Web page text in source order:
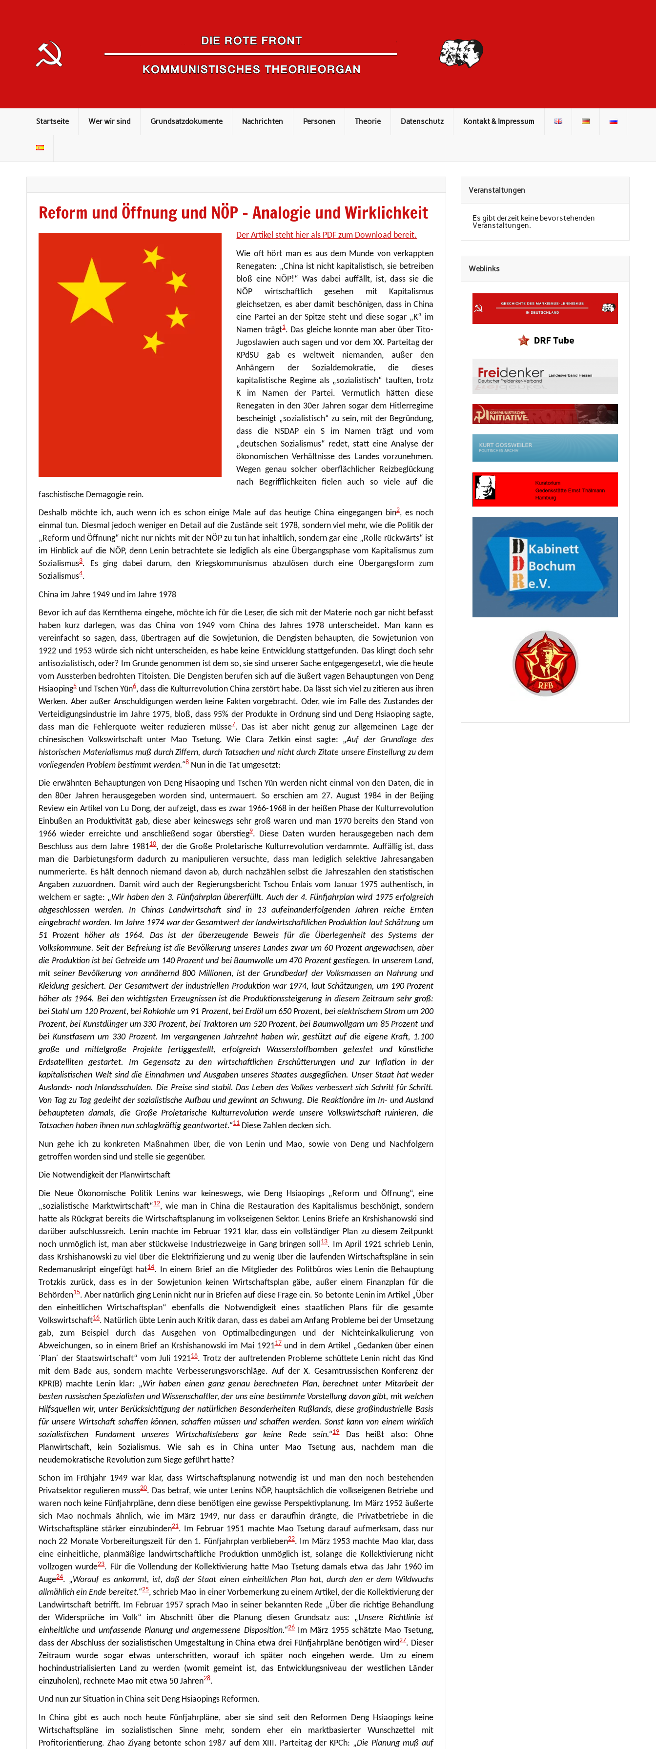
Startseite Wer wir sind Grundsatzdokumente Nachrichten Personen Theorie Datenschutz Kontakt & Impressum
Reform und Öffnung und NÖP – Analogie und Wirklichkeit
Der Artikel steht hier als PDF zum Download bereit.
Wie oft hört man es aus dem Munde von verkappten
Renegaten: „China ist nicht kapitalistisch, sie betreiben
bloß eine NÖP!“ Was dabei auffällt, ist, dass sie die
NÖP wirtschaftlich gesehen mit Kapitalismus
gleichsetzen, es aber damit beschönigen, dass in China
eine Partei an der Spitze steht und diese sogar „K“ im
Namen trägt1. Das gleiche konnte man aber über Tito-
Jugoslawien auch sagen und vor dem XX. Parteitag der
KPdSU gab es weltweit niemanden, außer den
Anhängern der Sozialdemokratie, die dieses
kapitalistische Regime als „sozialistisch“ tauften, trotz
K im Namen der Partei. Vermutlich hätten diese
Renegaten in den 30er Jahren sogar dem Hitlerregime
bescheinigt „sozialistisch“ zu sein, mit der Begründung,
dass die NSDAP ein S im Namen trägt und vom
„deutschen Sozialismus“ redet, statt eine Analyse der
ökonomischen Verhältnisse des Landes vorzunehmen.
Wegen genau solcher oberflächlicher Reizbeglückung
nach Begrifflichkeiten fielen auch so viele auf die
faschistische Demagogie rein.
Deshalb möchte ich, auch wenn ich es schon einige Male auf das heutige China eingegangen bin2, es noch
einmal tun. Diesmal jedoch weniger en Detail auf die Zustände seit 1978, sondern viel mehr, wie die Politik der
„Reform und Öffnung“ nicht nur nichts mit der NÖP zu tun hat inhaltlich, sondern gar eine „Rolle rückwärts“ ist
im Hinblick auf die NÖP, denn Lenin betrachtete sie lediglich als eine Übergangsphase vom Kapitalismus zum
Sozialismus3. Es ging dabei darum, den Kriegskommunismus abzulösen durch eine Übergangsform zum
Sozialismus4.
China im Jahre 1949 und im Jahre 1978
Bevor ich auf das Kernthema eingehe, möchte ich für die Leser, die sich mit der Materie noch gar nicht befasst
haben kurz darlegen, was das China von 1949 vom China des Jahres 1978 unterscheidet. Man kann es
vereinfacht so sagen, dass, übertragen auf die Sowjetunion, die Dengisten behaupten, die Sowjetunion von
1922 und 1953 würde sich nicht unterscheiden, es habe keine Entwicklung stattgefunden. Das klingt doch sehr
antisozialistisch, oder? Im Grunde genommen ist dem so, sie sind unserer Sache entgegengesetzt, wie die heute
vom Aussterben bedrohten Titoisten. Die Dengisten berufen sich auf die äußert vagen Behauptungen von Deng
Hsiaoping5 und Tschen Yün6, dass die Kulturrevolution China zerstört habe. Da lässt sich viel zu zitieren aus ihren
Werken. Aber außer Anschuldigungen werden keine Fakten vorgebracht. Oder, wie im Falle des Zustandes der
Verteidigungsindustrie im Jahre 1975, bloß, dass 95% der Produkte in Ordnung sind und Deng Hsiaoping sagte,
dass man die Fehlerquote weiter reduzieren müsse7. Das ist aber nicht genug zur allgemeinen Lage der
chinesischen Volkswirtschaft unter Mao Tsetung. Wie Clara Zetkin einst sagte: „Auf der Grundlage des
historischen Materialismus muß durch Ziffern, durch Tatsachen und nicht durch Zitate unsere Einstellung zu dem
vorliegenden Problem bestimmt werden.“8 Nun in die Tat umgesetzt:
Die erwähnten Behauptungen von Deng Hisaoping und Tschen Yün werden nicht einmal von den Daten, die in
den 80er Jahren herausgegeben worden sind, untermauert. So erschien am 27. August 1984 in der Beijing
Review ein Artikel von Lu Dong, der aufzeigt, dass es zwar 1966-1968 in der heißen Phase der Kulturrevolution
Einbußen an Produktivität gab, diese aber keineswegs sehr groß waren und man 1970 bereits den Stand von
1966 wieder erreichte und anschließend sogar überstieg9. Diese Daten wurden herausgegeben nach dem
Beschluss aus dem Jahre 198110, der die Große Proletarische Kulturrevolution verdammte. Auffällig ist, dass
man die Darbietungsform dadurch zu manipulieren versuchte, dass man lediglich selektive Jahresangaben
nummerierte. Es hält dennoch niemand davon ab, durch nachzählen selbst die Jahreszahlen den statistischen
Angaben zuzuordnen. Damit wird auch der Regierungsbericht Tschou Enlais vom Januar 1975 authentisch, in
welchem er sagte: „Wir haben den 3. Fünfjahrplan übererfüllt. Auch der 4. Fünfjahrplan wird 1975 erfolgreich
abgeschlossen werden. In Chinas Landwirtschaft sind in 13 aufeinanderfolgenden Jahren reiche Ernten
eingebracht worden. Im Jahre 1974 war der Gesamtwert der landwirtschaftlichen Produktion laut Schätzung um
51 Prozent höher als 1964. Das ist der überzeugende Beweis für die Überlegenheit des Systems der
Volkskommune. Seit der Befreiung ist die Bevölkerung unseres Landes zwar um 60 Prozent angewachsen, aber
die Produktion ist bei Getreide um 140 Prozent und bei Baumwolle um 470 Prozent gestiegen. In unserem Land,
mit seiner Bevölkerung von annähernd 800 Millionen, ist der Grundbedarf der Volksmassen an Nahrung und
Kleidung gesichert. Der Gesamtwert der industriellen Produktion war 1974, laut Schätzungen, um 190 Prozent
höher als 1964. Bei den wichtigsten Erzeugnissen ist die Produktionssteigerung in diesem Zeitraum sehr groß:
bei Stahl um 120 Prozent, bei Rohkohle um 91 Prozent, bei Erdöl um 650 Prozent, bei elektrischem Strom um 200
Prozent, bei Kunstdünger um 330 Prozent, bei Traktoren um 520 Prozent, bei Baumwollgarn um 85 Prozent und
bei Kunstfasern um 330 Prozent. Im vergangenen Jahrzehnt haben wir, gestützt auf die eigene Kraft, 1.100
große und mittelgroße Projekte fertiggestellt, erfolgreich Wasserstoffbomben getestet und künstliche
Erdsatelliten gestartet. Im Gegensatz zu den wirtschaftlichen Erschütterungen und zur Inflation in der
kapitalistischen Welt sind die Einnahmen und Ausgaben unseres Staates ausgeglichen. Unser Staat hat weder
Auslands- noch Inlandsschulden. Die Preise sind stabil. Das Leben des Volkes verbessert sich Schritt für Schritt.
Von Tag zu Tag gedeiht der sozialistische Aufbau und gewinnt an Schwung.Die Reaktionäre im In- und Ausland
behaupteten damals, die Große Proletarische Kulturrevolution werde unsere Volkswirtschaft ruinieren, die
Tatsachen haben ihnen nun schlagkräftig geantwortet.“11 Diese Zahlen decken sich.
Nun gehe ich zu konkreten Maßnahmen über, die von Lenin und Mao, sowie von Deng und Nachfolgern
getroffen worden sind und stelle sie gegenüber.
Die Notwendigkeit der Planwirtschaft
Die Neue Ökonomische Politik Lenins war keineswegs, wie Deng Hsiaopings „Reform und Öffnung“, eine
„sozialistische Marktwirtschaft“12, wie man in China die Restauration des Kapitalismus beschönigt, sondern
hatte als Rückgrat bereits die Wirtschaftsplanung im volkseigenen Sektor. Lenins Briefe an Krshishanowski sind
darüber aufschlussreich. Lenin machte im Februar 1921 klar, dass ein vollständiger Plan zu diesem Zeitpunkt
noch unmöglich ist, man aber stückweise Industriezweige in Gang bringen soll13. Im April 1921 schrieb Lenin,
dass Krshishanowski zu viel über die Elektrifizierung und zu wenig über die laufenden Wirtschaftspläne in sein
Redemanuskript eingefügt hat14. In einem Brief an die Mitglieder des Politbüros wies Lenin die Behauptung
Trotzkis zurück, dass es in der Sowjetunion keinen Wirtschaftsplan gäbe, außer einem Finanzplan für die
Behörden15. Aber natürlich ging Lenin nicht nur in Briefen auf diese Frage ein. So betonte Lenin im Artikel „Über
den einheitlichen Wirtschaftsplan“ ebenfalls die Notwendigkeit eines staatlichen Plans für die gesamte
Volkswirtschaft16. Natürlich übte Lenin auch Kritik daran, dass es dabei am Anfang Probleme bei der Umsetzung
gab, zum Beispiel durch das Ausgehen von Optimalbedingungen und der Nichteinkalkulierung von
Abweichungen, so in einem Brief an Krshishanowski im Mai 192117und in dem Artikel „Gedanken über einen
´Plan´ der Staatswirtschaft“ vom Juli 192118. Trotz der auftretenden Probleme schüttete Lenin nicht das Kind
mit dem Bade aus, sondern machte Verbesserungsvorschläge. Auf der X. Gesamtrussischen Konferenz der
KPR(B) machte Lenin klar: „Wir haben einen ganz genau berechneten Plan, berechnet unter Mitarbeit der
besten russischen Spezialisten und Wissenschaftler, der uns eine bestimmte Vorstellung davon gibt, mit welchen
Hilfsquellen wir, unter Berücksichtigung der natürlichen Besonderheiten Rußlands, diese großindustrielle Basis
für unsere Wirtschaft schaffen können, schaffen müssen und schaffen werden. Sonst kann von einem wirklich
sozialistischen Fundament unseres Wirtschaftslebens gar keine Rede sein.“19Das heißt also: Ohne
Planwirtschaft, kein Sozialismus. Wie sah es in China unter Mao Tsetung aus, nachdem man die
neudemokratische Revolution zum Siege geführt hatte?
Schon im Frühjahr 1949 war klar, dass Wirtschaftsplanung notwendig ist und man den noch bestehenden
Privatsektor regulieren muss20. Das betraf, wie unter Lenins NÖP, hauptsächlich die volkseigenen Betriebe und
waren noch keine Fünfjahrpläne, denn diese benötigen eine gewisse Perspektivplanung. Im März 1952 äußerte
sich Mao nochmals ähnlich, wie im März 1949, nur dass er daraufhin drängte, die Privatbetriebe in die
Wirtschaftspläne stärker einzubinden21. Im Februar 1951 machte Mao Tsetung darauf aufmerksam, dass nur
noch 22 Monate Vorbereitungszeit für den 1. Fünfjahrplan verblieben22. Im März 1953 machte Mao klar, dass
eine einheitliche, planmäßige landwirtschaftliche Produktion unmöglich ist, solange die Kollektivierung nicht
vollzogen wurde23. Für die Vollendung der Kollektivierung hatte Mao Tsetung damals etwa das Jahr 1960 im
Auge24. „Worauf es ankommt, ist, daß der Staat einen einheitlichen Plan hat, durch den er dem Wildwuchs
allmählich ein Ende bereitet.“25, schrieb Mao in einer Vorbemerkung zu einem Artikel, der die Kollektivierung der
Landwirtschaft betrifft. Im Februar 1957 sprach Mao in seiner bekannten Rede „Über die richtige Behandlung
der Widersprüche im Volk“ im Abschnitt über die Planung diesen Grundsatz aus: „Unsere Richtlinie ist
einheitliche und umfassende Planung und angemessene Disposition.“26 Im März 1955 schätzte Mao Tsetung,
dass der Abschluss der sozialistischen Umgestaltung in China etwa drei Fünfjahrpläne benötigen wird27. Dieser
Zeitraum wurde sogar etwas unterschritten, worauf ich später noch eingehen werde. Um zu einem
hochindustrialisierten Land zu werden (womit gemeint ist, das Entwicklungsniveau der westlichen Länder
einzuholen), rechnete Mao mit etwa 50 Jahren28.
Und nun zur Situation in China seit Deng Hsiaopings Reformen.
In China gibt es auch noch heute Fünfjahrpläne, aber sie sind seit den Reformen Deng Hsiaopings keine
Wirtschaftspläne im sozialistischen Sinne mehr, sondern eher ein marktbasierter Wunschzettel mit
Profitorientierung. Zhao Ziyang betonte schon 1987 auf dem XIII. Parteitag der KPCh: „Die Planung muß auf
Veranstaltungen
Es gibt derzeit keine bevorstehenden
Veranstaltungen.
Weblinks